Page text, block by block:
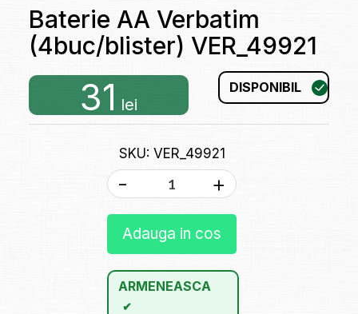
Baterie AA Verbatim
(4buc/blister) VER_49921
31 lei
DISPONIBIL
SKU: VER_49921
- +
Adauga in cos
ARMENEASCA